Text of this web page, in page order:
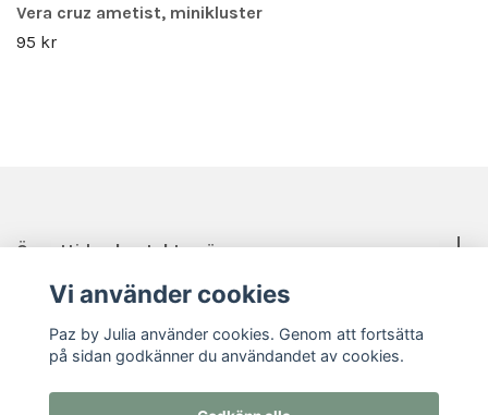
Vera cruz ametist, minikluster
95 kr
Öppettider, kontakt, mässor mm.
Vi använder cookies
Paz by Julia använder cookies. Genom att fortsätta
på sidan godkänner du användandet av cookies.